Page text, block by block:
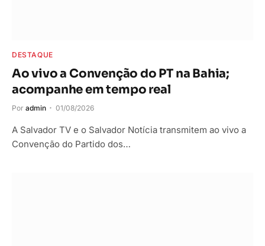
DESTAQUE
Ao vivo a Convenção do PT na Bahia;
acompanhe em tempo real
Por admin 01/08/2026
A Salvador TV e o Salvador Notícia transmitem ao vivo a
Convenção do Partido dos…